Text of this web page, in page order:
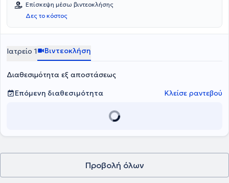
Επίσκεψη μέσω βιντεοκλήσης
Δες το κόστος
Ιατρείο 1 Βιντεοκλήση
Διαθεσιμότητα εξ αποστάσεως
Επόμενη διαθεσιμότητα
Κλείσε ραντεβού
Προβολή όλων